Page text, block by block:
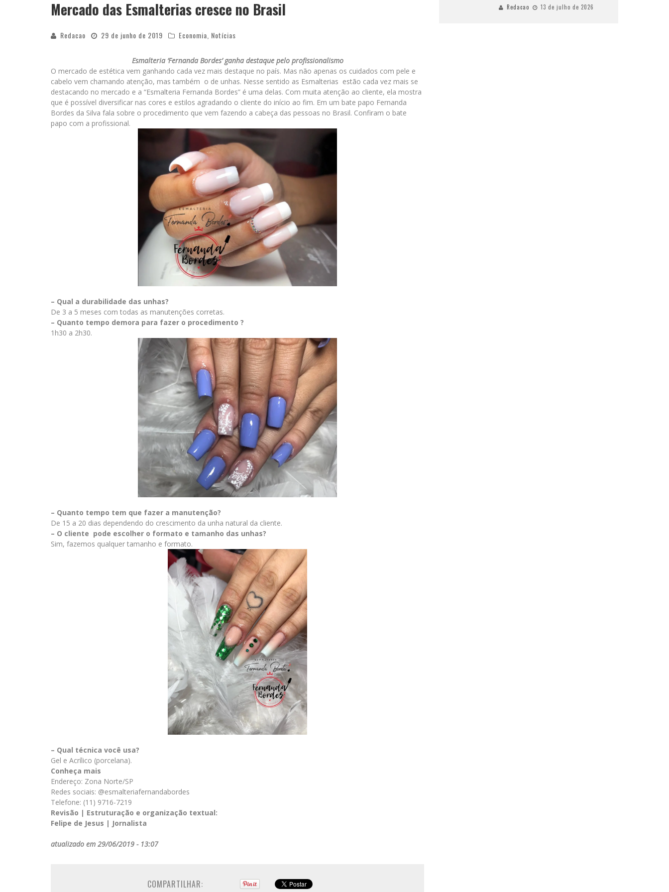
Mercado das Esmalterias cresce no Brasil
Redacao 29 de junho de 2019 Economia Notícias
Esmalteria ‘Fernanda Bordes’ ganha destaque pelo profissionalismo
O mercado de estética vem ganhando cada vez mais destaque no país. Mas não apenas os cuidados com pele e
cabelo vem chamando atenção, mas também o de unhas. Nesse sentido as Esmalterias estão cada vez mais se
destacando no mercado e a “Esmalteria Fernanda Bordes” é uma delas. Com muita atenção ao cliente, ela mostra
que é possível diversificar nas cores e estilos agradando o cliente do início ao fim. Em um bate papo Fernanda
Bordes da Silva fala sobre o procedimento que vem fazendo a cabeça das pessoas no Brasil. Confiram o bate
papo com a profissional.
– Qual a durabilidade das unhas?
De 3 a 5 meses com todas as manutenções corretas.
– Quanto tempo demora para fazer o procedimento ?
1h30 a 2h30.
– Quanto tempo tem que fazer a manutenção?
De 15 a 20 dias dependendo do crescimento da unha natural da cliente.
– O cliente pode escolher o formato e tamanho das unhas?
Sim, fazemos qualquer tamanho e formato.
– Qual técnica você usa?
Gel e Acrílico (porcelana).
Conheça mais
Endereço: Zona Norte/SP
Redes sociais: @esmalteriafernandabordes
Telefone: (11) 9716-7219
Revisão | Estruturação e organização textual:
Felipe de Jesus | Jornalista
atualizado em 29/06/2019 - 13:07
COMPARTILHAR:
Redacao 13 de julho de 2026